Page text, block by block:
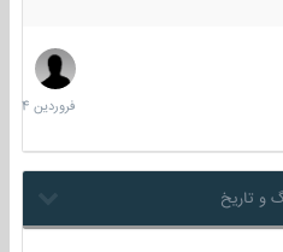
29
فروردین
1404